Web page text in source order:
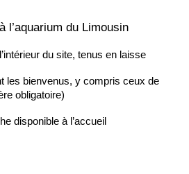
l’aquarium du Limousin
du site, tenus en laisse
les bienvenus, y compris ceux de
obligatoire)
disponible à l’accueil